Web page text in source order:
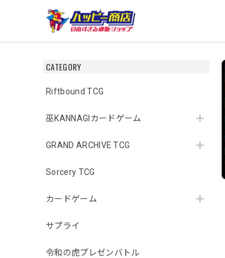
CATEGORY
Riftbound TCG
巫KANNAGIカードゲーム
GRAND ARCHIVE TCG
Sorcery TCG
カードゲーム
サプライ
令和の虎プレゼンバトル